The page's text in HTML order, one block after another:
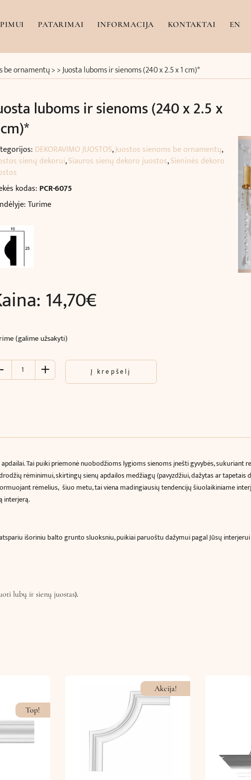
PATARIMAI INFORMACIJA KONTAKTAI EN
be ornamentų> >Juosta luboms ir sienoms (240 x 2.5 x 1 cm)*
luboms ir sienoms (240 x 2.5 x
DEKORAVIMO JUOSTOS,Juostos sienoms be ornamentų,
sienų dekorui,Siauros sienų dekoro juostos,Sieninės dekoro
kodas: PCR-6075
Turime
14,70€
(galime užsakyti)
-
produkto
x
1
cm)*
+ Į krepšelį
Tai puiki priemonė nuobodžioms lygioms sienoms įnešti gyvybės, sukuriant
rėminimui,skirtingų sienų apdailos medžiagų (pavyzdžiui, dažytas ar tapetais
rėmelius, šiuo metu, tai viena madingiausių tendencijų šiuolaikiniame
interjerą.
išoriniu balto grunto sluoksniu, puikiai paruoštu dažymui pagal Jūsų
lubų ir sienų juostas).
Top!
Akcija!